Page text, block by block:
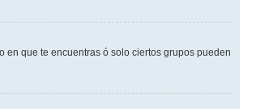
en que te encuentras ó solo ciertos grupos pueden